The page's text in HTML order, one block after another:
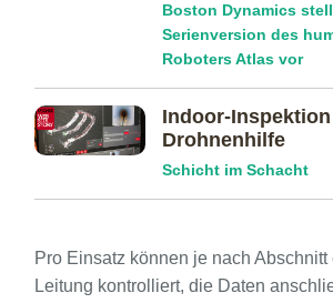
Boston Dynamics
Serienversion des
Roboters Atlas vor
Indoor-
Drohnenhilfe
Schicht im Schacht
Pro Einsatz können je nach
Leitung kontrolliert, die Daten